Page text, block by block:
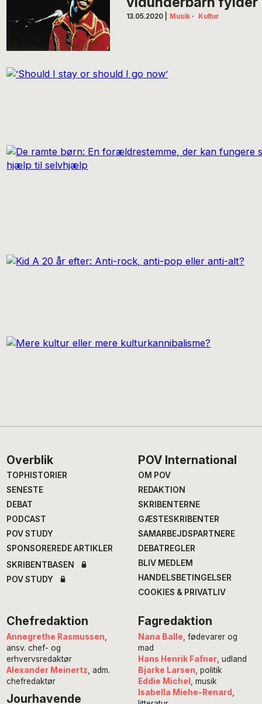
13.05.2020 Musik · Kultur
Footer
Overblik
TOPHISTORIER
SENESTE
DEBAT
PODCAST
POV STUDY
SPONSOREREDE ARTIKLER
SKRIBENTBASEN
POV STUDY
POV International
OM POV
REDAKTION
SKRIBENTERNE
GÆSTESKRIBENTER
SAMARBEJDSPARTNERE
DEBATREGLER
BLIV MEDLEM
HANDELSBETINGELSER
COOKIES & PRIVATLIV
Chefredaktion
Annegrethe Rasmussen
ansv. chef- og
erhvervsredaktør
Alexander Meinertz , adm.
chefredaktør
Jourhavende
Fagredaktion
Nana Balle , fødevarer og
mad
Hans Henrik Fafner, udland
Bjarke Larsen , politik
Eddie Michel , musik
Isabella Miehe-Renard